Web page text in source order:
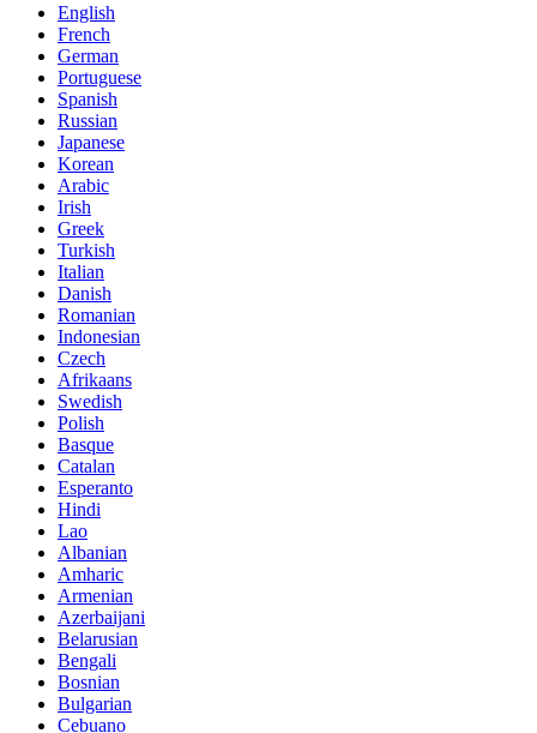
English
French
German
Portuguese
Spanish
Russian
Japanese
Korean
Arabic
Irish
Greek
Turkish
Italian
Danish
Romanian
Indonesian
Czech
Afrikaans
Swedish
Polish
Basque
Catalan
Esperanto
Hindi
Lao
Albanian
Amharic
Armenian
Azerbaijani
Belarusian
Bengali
Bosnian
Bulgarian
Cebuano